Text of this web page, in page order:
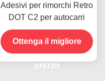
Adesivi per rimorchi Retro
DOT C2 per autocarri
Ottenga il migliore
prezzo